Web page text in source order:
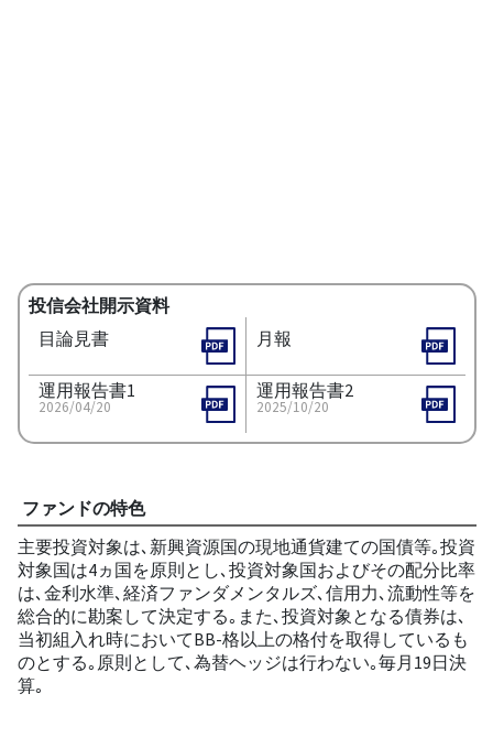
投信会社開示資料
目論見書
月報
運用報告書1
2026/04/20
運用報告書2
2025/10/20
ファンドの特色
主要投資対象は､新興資源国の現地通貨建ての国債等｡投資
対象国は4ヵ国を原則とし､投資対象国およびその配分比率
は､金利水準､経済ファンダメンタルズ､信用力､流動性等を
総合的に勘案して決定する｡また､投資対象となる債券は､
当初組入れ時においてBB-格以上の格付を取得しているも
のとする｡原則として､為替ヘッジは行わない｡毎月19日決
算｡